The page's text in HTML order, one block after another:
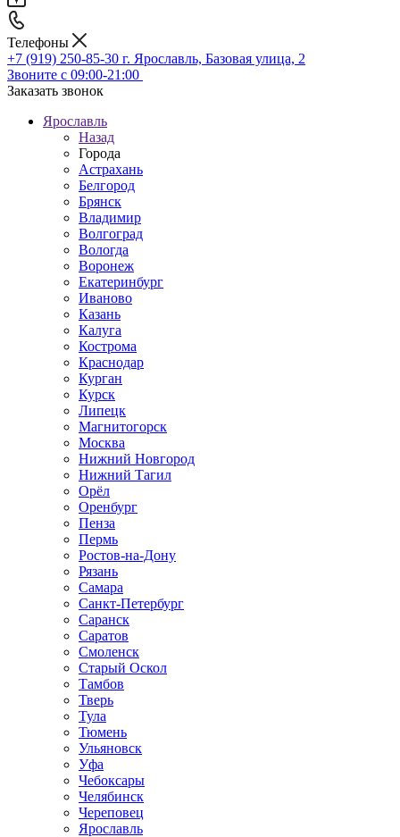
Телефоны
+7 (919) 250-85-30 г. Ярославль, Базовая улица, 2
Звоните с 09:00-21:00
Заказать звонок
Ярославль
Назад
Города
Астрахань
Белгород
Брянск
Владимир
Волгоград
Вологда
Воронеж
Екатеринбург
Иваново
Казань
Калуга
Кострома
Краснодар
Курган
Курск
Липецк
Магнитогорск
Москва
Нижний Новгород
Нижний Тагил
Орёл
Оренбург
Пенза
Пермь
Ростов‑на‑Дону
Рязань
Самара
Санкт‑Петербург
Саранск
Саратов
Смоленск
Старый Оскол
Тамбов
Тверь
Тула
Тюмень
Ульяновск
Уфа
Чебоксары
Челябинск
Череповец
Ярославль